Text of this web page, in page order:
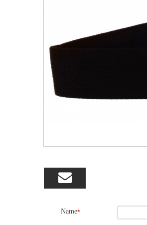

Name*